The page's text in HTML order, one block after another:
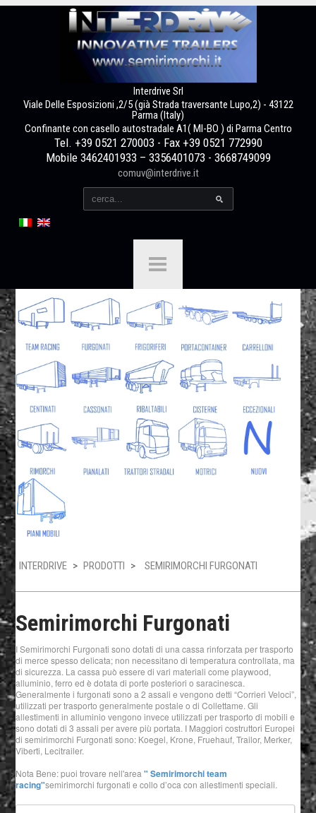
Interdrive Srl
Viale Delle Esposizioni ,2/5 (già Strada traversante Lupo,2) - 43122
Parma (Italy)
Confinante con casello autostradale A1( MI-BO ) di Parma Centro
Tel. +39 0521 270003 - Fax +39 0521 772990
Mobile 3462401933 – 3356401073 - 3668749099
comuv@interdrive.it
INTERDRIVE > PRODOTTI > SEMIRIMORCHI FURGONATI
Semirimorchi Furgonati
I Semirimorchi Furgonati sono dotati di una cassa rinforzata per trasporto
di merce spesso delicata; non necessitano di temperatura controllata, ma
di sicurezza. La cassa può essere di vari materiali come playwood,
alluminio, ferro ed è dotata di porte posteriori o saracinesca.
Generalmente i furgonati sono a 2 assali e vengono detti “Corrieri Veloci”,
utilizzati per trasporto generalmente postale o di Collettame. Gli
allestimenti in alluminio vengono invece utilizzati per trasporto di mobili e
sono dotati di 3 assali per avere più portata. I Maggiori costruttori Europei
di semirimorchi Furgonati sono: Koegel, Krone, Fruehauf, Trailor, Merker,
Viberti, Lecitrailer.
Nota Bene: puoi trovare nell'area" Semirimorchi team
racing"semirimorchi furgonati e collo d’oca con allestimenti speciali.